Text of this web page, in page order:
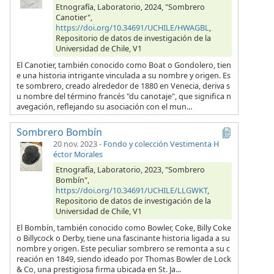
Etnografía, Laboratorio, 2024, "Sombrero
Canotier",
https://doi.org/10.34691/UCHILE/HWAGBL,
Repositorio de datos de investigación de la
Universidad de Chile, V1
El Canotier, también conocido como Boat o Gondolero, tien
e una historia intrigante vinculada a su nombre y origen. Es
te sombrero, creado alrededor de 1880 en Venecia, deriva s
u nombre del término francés "du canotaje", que significa n
avegación, reflejando su asociación con el mun...
Sombrero Bombín
20 nov. 2023- Fondo y colección Vestimenta H
éctor Morales
Etnografía, Laboratorio, 2023, "Sombrero
Bombín",
https://doi.org/10.34691/UCHILE/LLGWKT,
Repositorio de datos de investigación de la
Universidad de Chile, V1
El Bombín, también conocido como Bowler, Coke, Billy Coke
o Billycock o Derby, tiene una fascinante historia ligada a su
nombre y origen. Este peculiar sombrero se remonta a su c
reación en 1849, siendo ideado por Thomas Bowler de Lock
& Co, una prestigiosa firma ubicada en St. Ja...